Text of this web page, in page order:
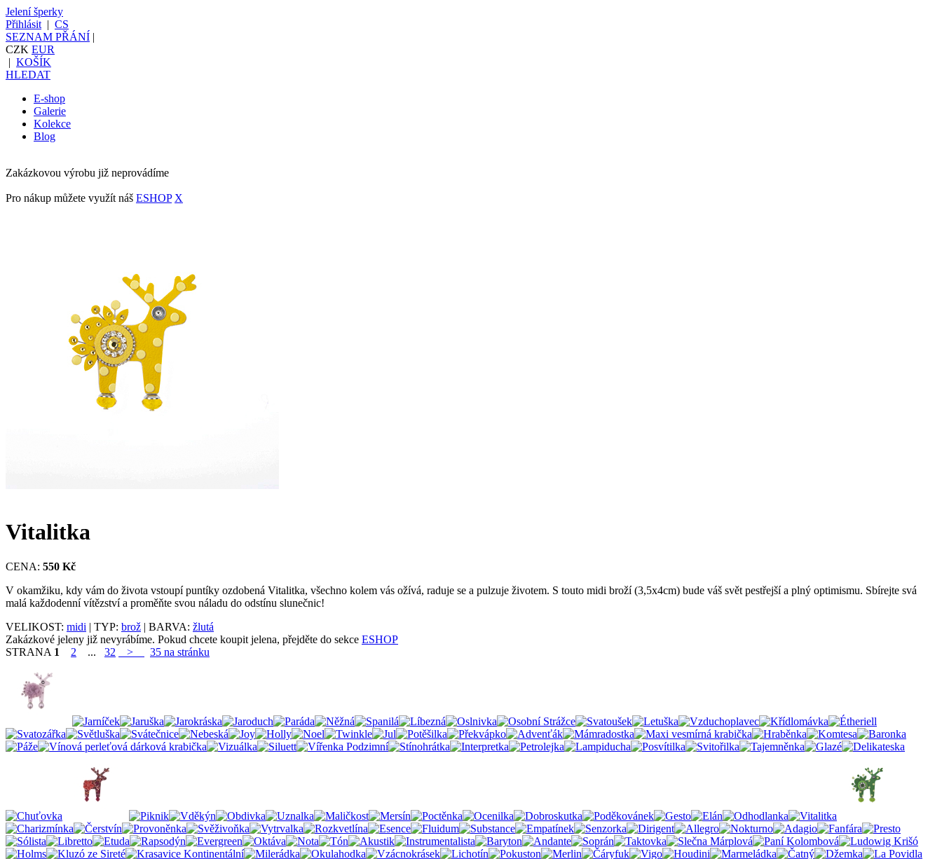
Jelení šperky
Přihlásit | CS
SEZNAM PŘÁNÍ |
CZK EUR
| KOŠÍK
HLEDAT
E-shop
Galerie
Kolekce
Blog
Zakázkovou výrobu již neprovádíme
Pro nákup můžete využít náš ESHOP X
Vitalitka
CENA: 550 Kč
V okamžiku, kdy vám do života vstoupí puntíky ozdobená Vitalitka, všechno kolem vás ožívá, raduje se a pulzuje životem. S touto midi broží (3,5x4cm) bude váš svět pestřejší a plný optimismu. Sbírejte svá
malá každodenní vítězství a proměňte svou náladu do odstínu slunečnic!
VELIKOST: midi | TYP: brož | BARVA: žlutá
Zakázkové jeleny již nevyrábíme. Pokud chcete koupit jelena, přejděte do sekce ESHOP
STRANA 1 2 ... 32 > 35 na stránku